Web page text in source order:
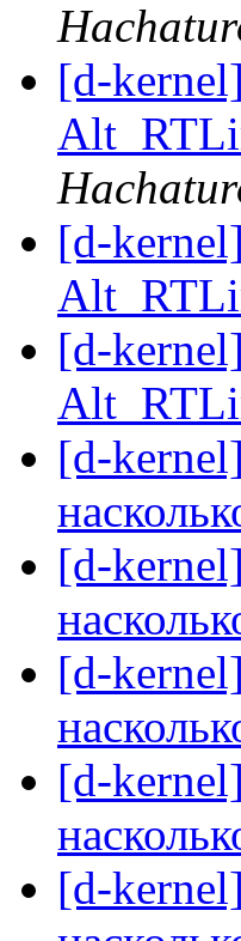
[d-
[d-
[d-
[d-
[d-
[d-
[d-
[d-